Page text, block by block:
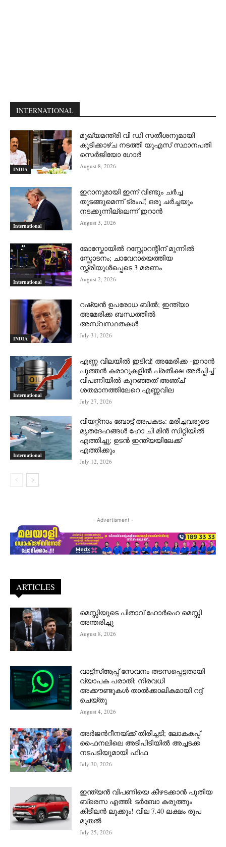
INTERNATIONAL
INDIA
മുഖ്യമന്ത്രി വി ഡി സതീശനുമായി
കൂടിക്കാഴ്ച നടത്തി യുഎസ് സ്ഥാനപതി
സെര്‍ജിയോ ഗോര്‍
August 8, 2026
International
ഇറാനുമായി ഇന്ന് വീണ്ടും ചര്‍ച്ച
തുടങ്ങുമെന്ന് ട്രംപ്; ഒരു ചര്‍ച്ചയും
നടക്കുന്നില്ലെന്ന് ഇറാന്‍
August 3, 2026
International
മോസ്കോയിൽ റസ്റ്റോറന്റിന് മുന്നിൽ
സ്ഫോടനം; ചാവേറായെത്തിയ
സ്ത്രീയുൾപ്പെടെ 3 മരണം
August 2, 2026
INDIA
റഷ്യന്‍ ഉപരോധ ബില്‍; ഇന്ത്യാ
അമേരിക്ക ബന്ധത്തില്‍
അസ്വസ്ഥതകള്‍
July 31, 2026
International
എണ്ണ വിലയില്‍ ഇടിവ്; അമേരിക്ക -ഇറാന്‍
പുത്തന്‍ കരാറുകളില്‍ പ്രതീക്ഷ അര്‍പ്പിച്ച്
വിപണിയില്‍ കുറഞ്ഞത് അഞ്ച്
ശതമാനത്തിലേറെ എണ്ണവില
July 27, 2026
International
വിയറ്റ്നാം ബോട്ട് അപകടം: മരിച്ചവരുടെ
മൃതദേഹങ്ങൾ ഹോ ചി മിൻ സിറ്റിയിൽ
എത്തിച്ചു; ഉടൻ ഇന്ത്യയിലേക്ക്
എത്തിക്കും
July 12, 2026
- Advertisment -
ARTICLES
മെസ്സിയുടെ പിതാവ് ഹോർഹെ മെസ്സി
അന്തരിച്ചു
August 8, 2026
വാട്ട്‌സ്ആപ്പ് സേവനം തടസപ്പെട്ടതായി
വ്യാപക പരാതി; നിരവധി
അക്കൗണ്ടുകൾ താൽക്കാലികമായി റദ്ദ്
ചെയ്തു
August 4, 2026
അർജന്‍റീനയ്ക്ക് തിരിച്ചടി; ലോകകപ്പ്
ഫൈനലിലെ അടിപിടിയിൽ അച്ചടക്ക
നടപടിയുമായി ഫിഫ
July 30, 2026
ഇന്ത്യൻ വിപണിയെ കീഴടക്കാന്‍ പുതിയ
ബ്രെസ എത്തി: ടർബോ കരുത്തും
കിടിലൻ ലുക്കും! വില 7.40 ലക്ഷം രൂപ
മുതൽ
July 25, 2026